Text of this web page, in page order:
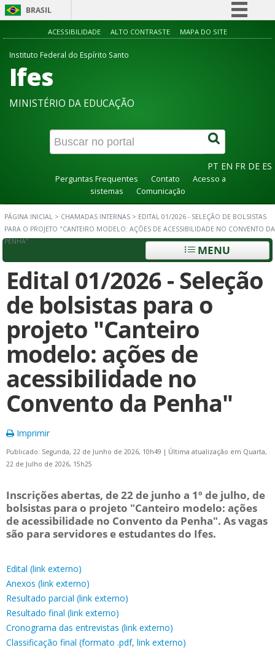
BRASIL
Simplifique!
Canais
ACESSIBILIDADE ALTO CONTRASTE MAPA DO SITE
Instituto Federal do Espírito Santo
Ifes
MINISTÉRIO DA EDUCAÇÃO
PT EN FR DE ES
Perguntas Frequentes Contato
Acesso a
sistemas
Comunicação
PÁGINA INICIAL > CHAMADAS INTERNAS > EDITAL 01/2026 - SELEÇÃO DE BOLSISTAS
PARA O PROJETO "CANTEIRO MODELO: AÇÕES DE ACESSIBILIDADE NO CONVENTO DA
PENHA"
MENU
Edital 01/2026 - Seleção
de bolsistas para o
projeto "Canteiro
modelo: ações de
acessibilidade no
Convento da Penha"
Imprimir
Publicado: Segunda, 22 de Junho de 2026, 10h49 | Última atualização em Quarta,
22 de Julho de 2026, 15h25
Inscrições abertas, de 22 de junho a 1º de julho, de
bolsistas para o projeto "Canteiro modelo: ações
de acessibilidade no Convento da Penha". As vagas
são para servidores e estudantes do Ifes.
Edital (link externo)
Anexos (link externo)
Resultado parcial (link externo)
Resultado final (link externo)
Cronograma das entrevistas (link externo)
Classificação final (formato .pdf, link externo)